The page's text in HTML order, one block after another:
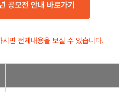
공모전 안내 바로가기
면 전체내용을 보실 수 있습니다.